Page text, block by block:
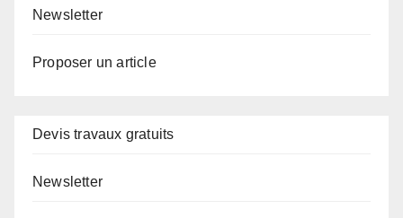
Newsletter
Proposer un article
Devis travaux gratuits
Newsletter